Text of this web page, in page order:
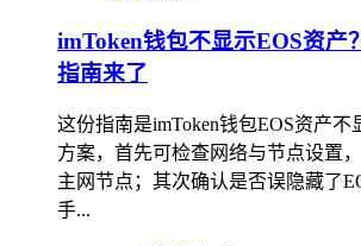
imToken钱包不显示EOS资产
指南来了
这份指南是imToken钱包EOS资产
方案，首先可检查网络与节点设置
主网节点；其次确认是否误隐藏了
手...